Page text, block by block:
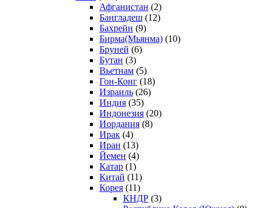
Афганистан (2)
Бангладеш (12)
Бахрейн (9)
Бирма(Мьянма) (10)
Бруней (6)
Бутан (3)
Вьетнам (5)
Гон-Конг (18)
Израиль (26)
Индия (35)
Индонезия (20)
Иордания (8)
Ирак (4)
Иран (13)
Йемен (4)
Катар (1)
Китай (11)
Корея (11)
КНДР (3)